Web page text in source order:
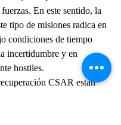
En este sentido, la
tipo de misiones radica en
condiciones de tiempo
incertidumbre y en
hostiles.
CSAR están